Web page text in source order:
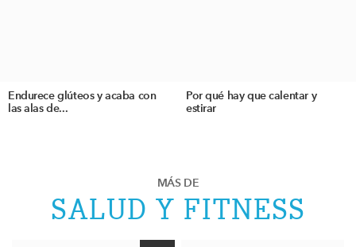
Endurece glúteos y acaba con
las alas de...
Por qué hay que calentar y
estirar
MÁS DE
SALUD Y FITNESS